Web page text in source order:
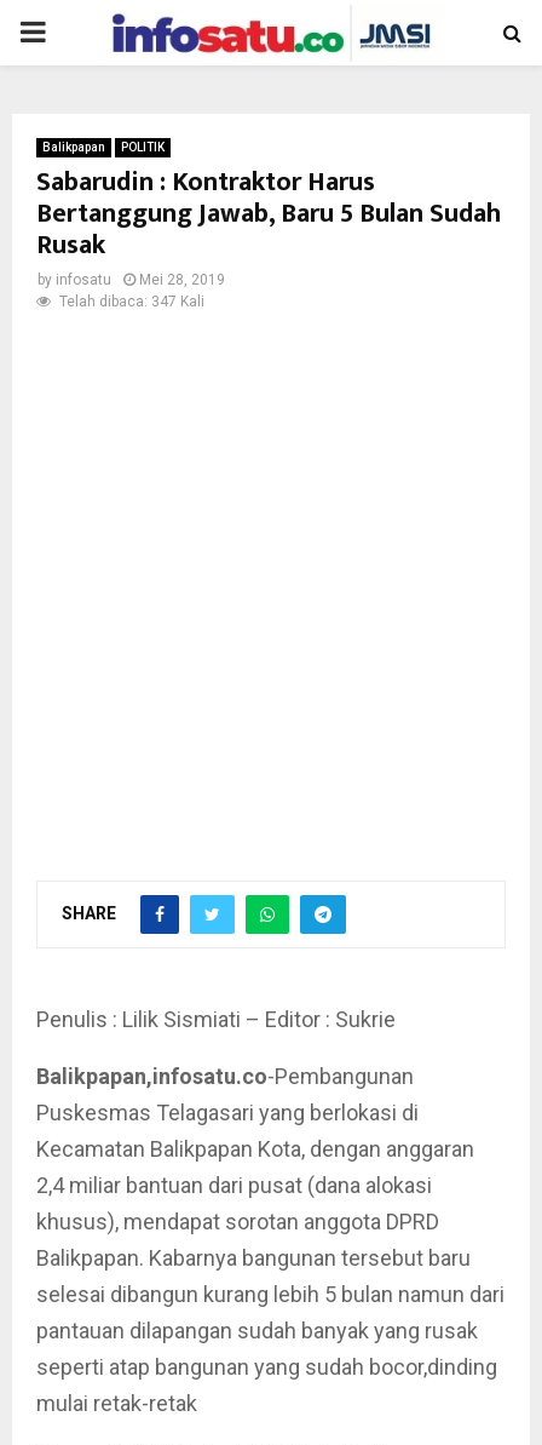
PRIMARY
Balikpapan POLITIK
Sabarudin : Kontraktor Harus
Bertanggung Jawab, Baru 5 Bulan Sudah
Rusak
by infosatu
Mei 28, 2019
Telah dibaca: 347 Kali
SHARE
Penulis : Lilik Sismiati – Editor : Sukrie
Balikpapan,infosatu.co-Pembangunan
Puskesmas Telagasari yang berlokasi di
Kecamatan Balikpapan Kota, dengan anggaran
2,4 miliar bantuan dari pusat (dana alokasi
khusus), mendapat sorotan anggota DPRD
Balikpapan. Kabarnya bangunan tersebut baru
selesai dibangun kurang lebih 5 bulan namun dari
pantauan dilapangan sudah banyak yang rusak
seperti atap bangunan yang sudah bocor,dinding
mulai retak-retak